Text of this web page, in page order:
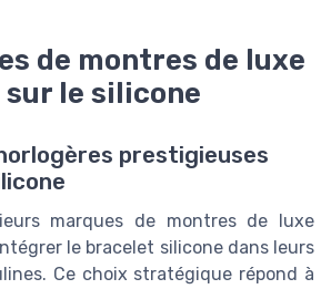
de montres de luxe
le silicone
prestigieuses
marques de montres de luxe
le bracelet silicone dans leurs
Ce choix stratégique répond à